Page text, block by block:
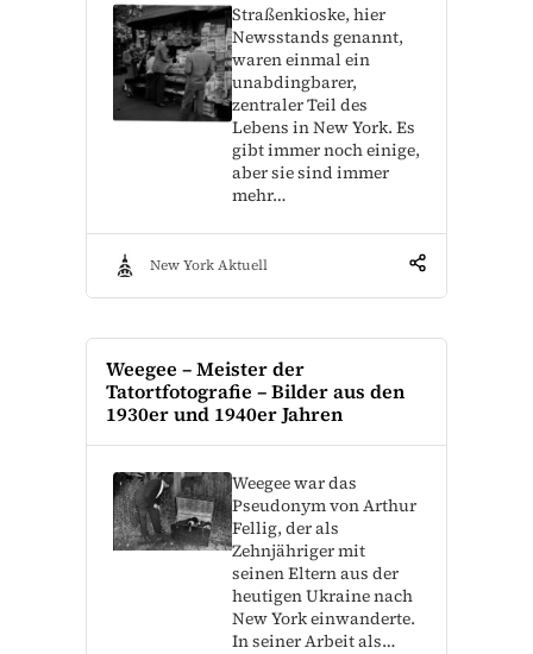
Straßenkioske, hier
Newsstands genannt,
waren einmal ein
unabdingbarer,
zentraler Teil des
Lebens in New York. Es
gibt immer noch einige,
aber sie sind immer
mehr…
New York Aktuell
Weegee – Meister der
Tatortfotografie – Bilder aus den
1930er und 1940er Jahren
Weegee war das
Pseudonym von Arthur
Fellig, der als
Zehnjähriger mit
seinen Eltern aus der
heutigen Ukraine nach
New York einwanderte.
In seiner Arbeit als…